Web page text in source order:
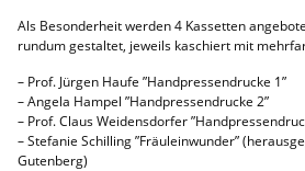
Als Besonderheit werden 4 Kassetten
rundum gestaltet, jeweils kaschiert mit
– Prof. Jürgen Haufe ”Handpressendrucke 1”
– Angela Hampel ”Handpressendrucke 2”
– Prof. Claus Weidensdorfer
– Stefanie Schilling ”Fräuleinwunder”
Gutenberg)